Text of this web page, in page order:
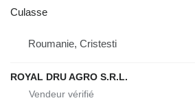
Culasse
Roumanie, Cristesti
ROYAL DRU AGRO S.R.L.